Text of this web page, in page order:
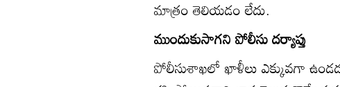
మాత్రం తెలియడం లేదు.
ముందుకుసాగని పోలీసు దర్యాప్తు
పోలీసుశాఖలో ఖాళీలు ఎక్కువగా